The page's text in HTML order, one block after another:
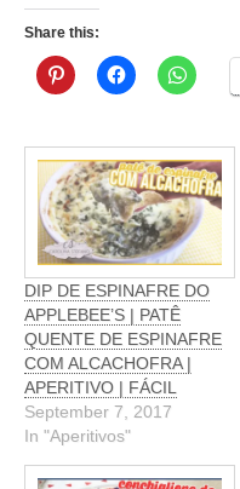
Share this:
DIP DE ESPINAFRE DO
APPLEBEE’S | PATÊ
QUENTE DE ESPINAFRE
COM ALCACHOFRA |
APERITIVO | FÁCIL
September 7, 2017
In "Aperitivos"